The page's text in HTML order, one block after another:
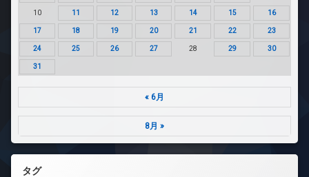
10 11 12 13 14 15 16
17 18 19 20 21 22 23
24 25 26 27 28 29 30
31
« 6月
8月 »
タグ